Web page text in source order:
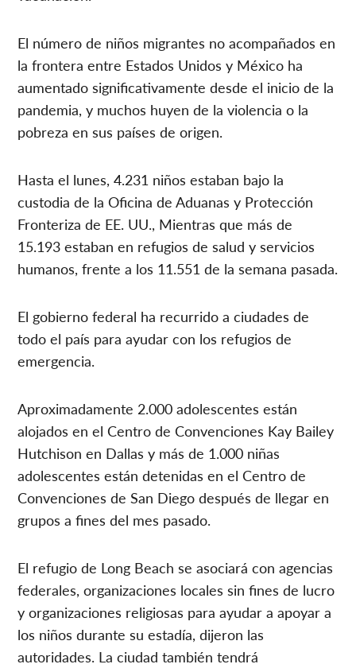
El número de niños migrantes no acompañados en
la frontera entre Estados Unidos y México ha
aumentado significativamente desde el inicio de la
pandemia, y muchos huyen de la violencia o la
pobreza en sus países de origen.
Hasta el lunes, 4.231 niños estaban bajo la
custodia de la Oficina de Aduanas y Protección
Fronteriza de EE. UU., Mientras que más de
15.193 estaban en refugios de salud y servicios
humanos, frente a los 11.551 de la semana pasada.
El gobierno federal ha recurrido a ciudades de
todo el país para ayudar con los refugios de
emergencia.
Aproximadamente 2.000 adolescentes están
alojados en el Centro de Convenciones Kay Bailey
Hutchison en Dallas y más de 1.000 niñas
adolescentes están detenidas en el Centro de
Convenciones de San Diego después de llegar en
grupos a fines del mes pasado.
El refugio de Long Beach se asociará con agencias
federales, organizaciones locales sin fines de lucro
y organizaciones religiosas para ayudar a apoyar a
los niños durante su estadía, dijeron las
autoridades. La ciudad también tendrá